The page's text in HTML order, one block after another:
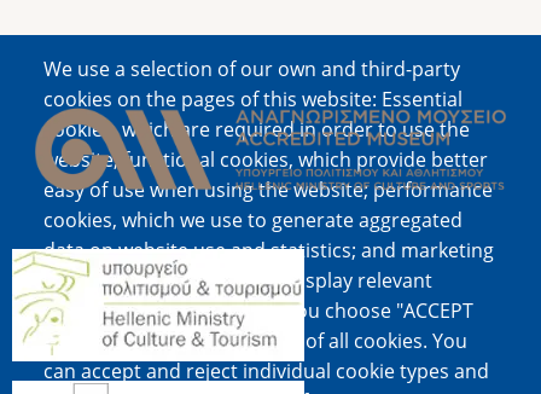
We use a selection of our own and third-party
cookies on the pages of this website: Essential
cookies, which are required in order to use the
website; functional cookies, which provide better
easy of use when using the website; performance
cookies, which we use to generate aggregated
data on website use and statistics; and marketing
cookies, which are used to display relevant
content and advertising. If you choose "ACCEPT
ALL", you consent to the use of all cookies. You
can accept and reject individual cookie types and
Image
Image